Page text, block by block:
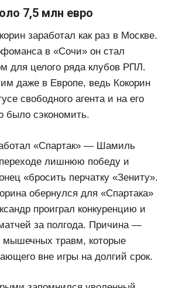
7,5 млн евро
заработал как раз в Москве.
в «Сочи» он стал
для целого ряда клубов РПЛ.
даже в Европе, ведь Кокорин
свободного агента и на его
было сэкономить.
«Спартак» — Шамиль
лишнюю победу и
«бросить перчатку «Зениту».
обернулся для «Спартака»
проиграл конкуренцию и
за полгода. Причина —
мышечных травм, которые
вне игры на долгий срок.